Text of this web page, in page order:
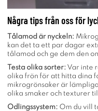
Några tips från oss för
Tålamod är nyckeln:
kan det ta ett par dagar
tålamod och ge dem den
Testa olika sorter: Var inte
olika frön för att hitta dina
mikrogrönsaker är
olika smaker och texturer
Odlingssystem: Om du vill